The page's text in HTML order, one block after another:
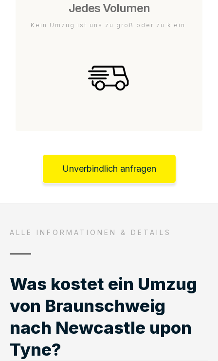
Jedes Volumen
Kein Umzug ist uns zu groß oder zu klein.
Unverbindlich anfragen
ALLE INFORMATIONEN & DETAILS
Was kostet ein Umzug
von Braunschweig
nach Newcastle upon
Tyne?